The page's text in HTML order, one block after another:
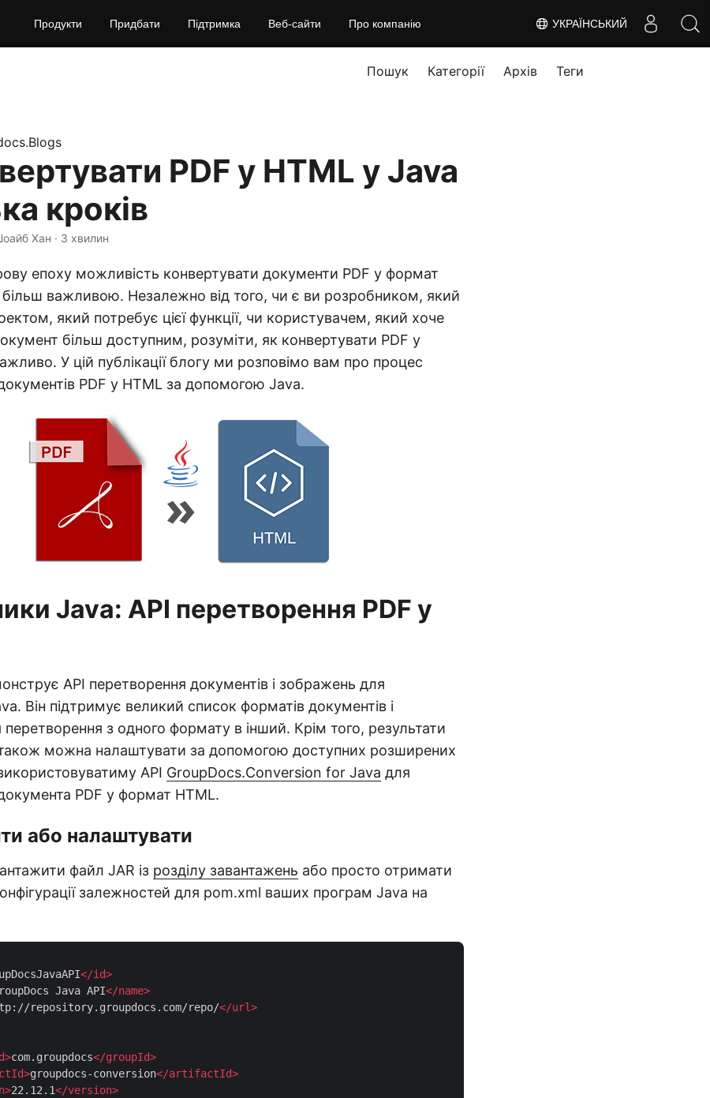
УКРАЇНСЬКИЙ
Продукти Придбати Підтримка Веб-сайти Про компанію
Пошук Категорії Архів Теги
PDF у HTML у Java
кроків
Хан · 3 хвилин
епоху можливість конвертувати документи PDF у формат
більш важливою. Незалежно від того, чи є ви розробником, який
який потребує цієї функції, чи користувачем, який хоче
більш доступним, розуміти, як конвертувати PDF у
У цій публікації блогу ми розповімо вам про процес
PDF у HTML за допомогою Java.
Java: API перетворення PDF у
API перетворення документів і зображень для
Він підтримує великий список форматів документів і
з одного формату в інший. Крім того, результати
можна налаштувати за допомогою доступних розширених
API GroupDocs.Conversion for Java для
PDF у формат HTML.
або налаштувати
файл JAR із розділу завантажень або просто отримати
залежностей для pom.xml ваших програм Java на
</id>
Java API</name>
repository.groupdocs.com/repo/</url>
>com.groupdocs</groupId>
>groupdocs-conversion</artifactId>
>22.12.1</version>